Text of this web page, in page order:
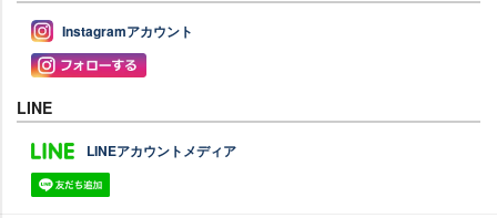
Instagramアカウント
LINE
LINEアカウントメディア